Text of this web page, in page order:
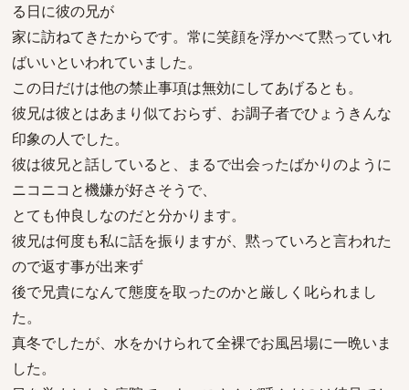
る日に彼の兄が
家に訪ねてきたからです。常に笑顔を浮かべて黙っていれ
ばいいといわれていました。
この日だけは他の禁止事項は無効にしてあげるとも。
彼兄は彼とはあまり似ておらず、お調子者でひょうきんな
印象の人でした。
彼は彼兄と話していると、まるで出会ったばかりのように
ニコニコと機嫌が好さそうで、
とても仲良しなのだと分かります。
彼兄は何度も私に話を振りますが、黙っていろと言われた
ので返す事が出来ず
後で兄貴になんて態度を取ったのかと厳しく叱られまし
た。
真冬でしたが、水をかけられて全裸でお風呂場に一晩いま
した。